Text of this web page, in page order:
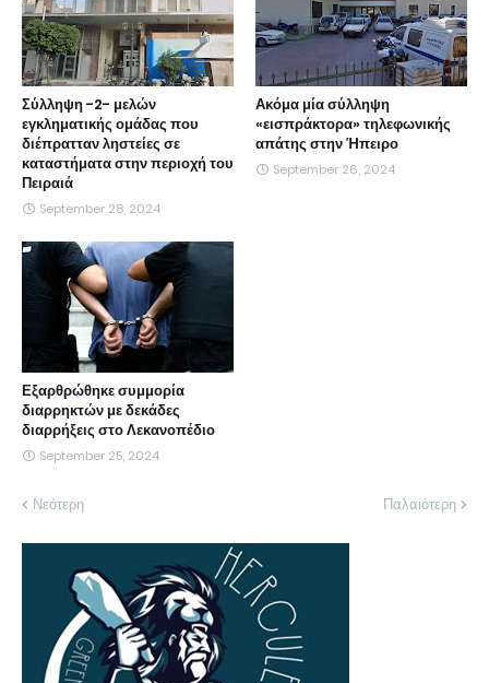
Σύλληψη -2- μελών
εγκληματικής ομάδας που
διέπρατταν ληστείες σε
καταστήματα στην περιοχή του
Πειραιά
September 28, 2024
Ακόμα μία σύλληψη
«εισπράκτορα» τηλεφωνικής
απάτης στην Ήπειρο
September 26, 2024
Εξαρθρώθηκε συμμορία
διαρρηκτών με δεκάδες
διαρρήξεις στο Λεκανοπέδιο
September 25, 2024
Νεότερη Παλαιότερη